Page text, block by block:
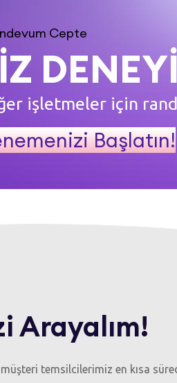
Cepte
işletmeler için
Başlatın!
Arayalım!
temsilcilerimiz en kısa